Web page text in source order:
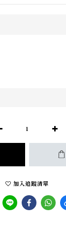
加入追蹤清單